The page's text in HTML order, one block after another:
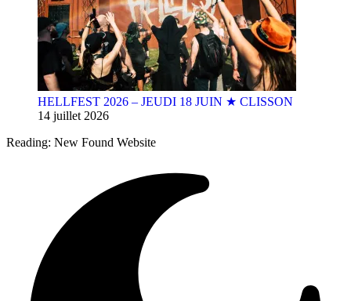
HELLFEST 2026 – JEUDI 18 JUIN ★ CLISSON
14 juillet 2026
Reading: New Found Website